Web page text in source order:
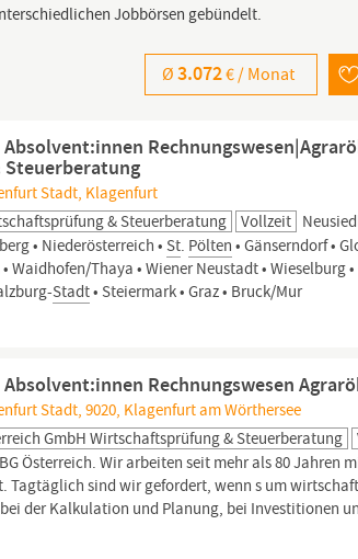
Jobbörsen gebündelt.
Ø3.072€ / Monat
Absolvent:innen
Stadt, Klagenfurt
& Steuerberatung
Vollzeit
• Niederösterreich • St. Pölten • Gänserndorf •
Waidhofen/Thaya • Wiener Neustadt • Wieselburg •
Stadt• Steiermark • Graz • Bruck/Mur
Absolvent:innen Rechnungswesen
Stadt, 9020, Klagenfurt am Wörthersee
GmbH Wirtschaftsprüfung & Steuerberatung
Österreich. Wir arbeiten seit mehr als 80 Jahren
Tagtäglich sind wir gefordert, wenn s um
der Kalkulation und Planung, bei Investitionen